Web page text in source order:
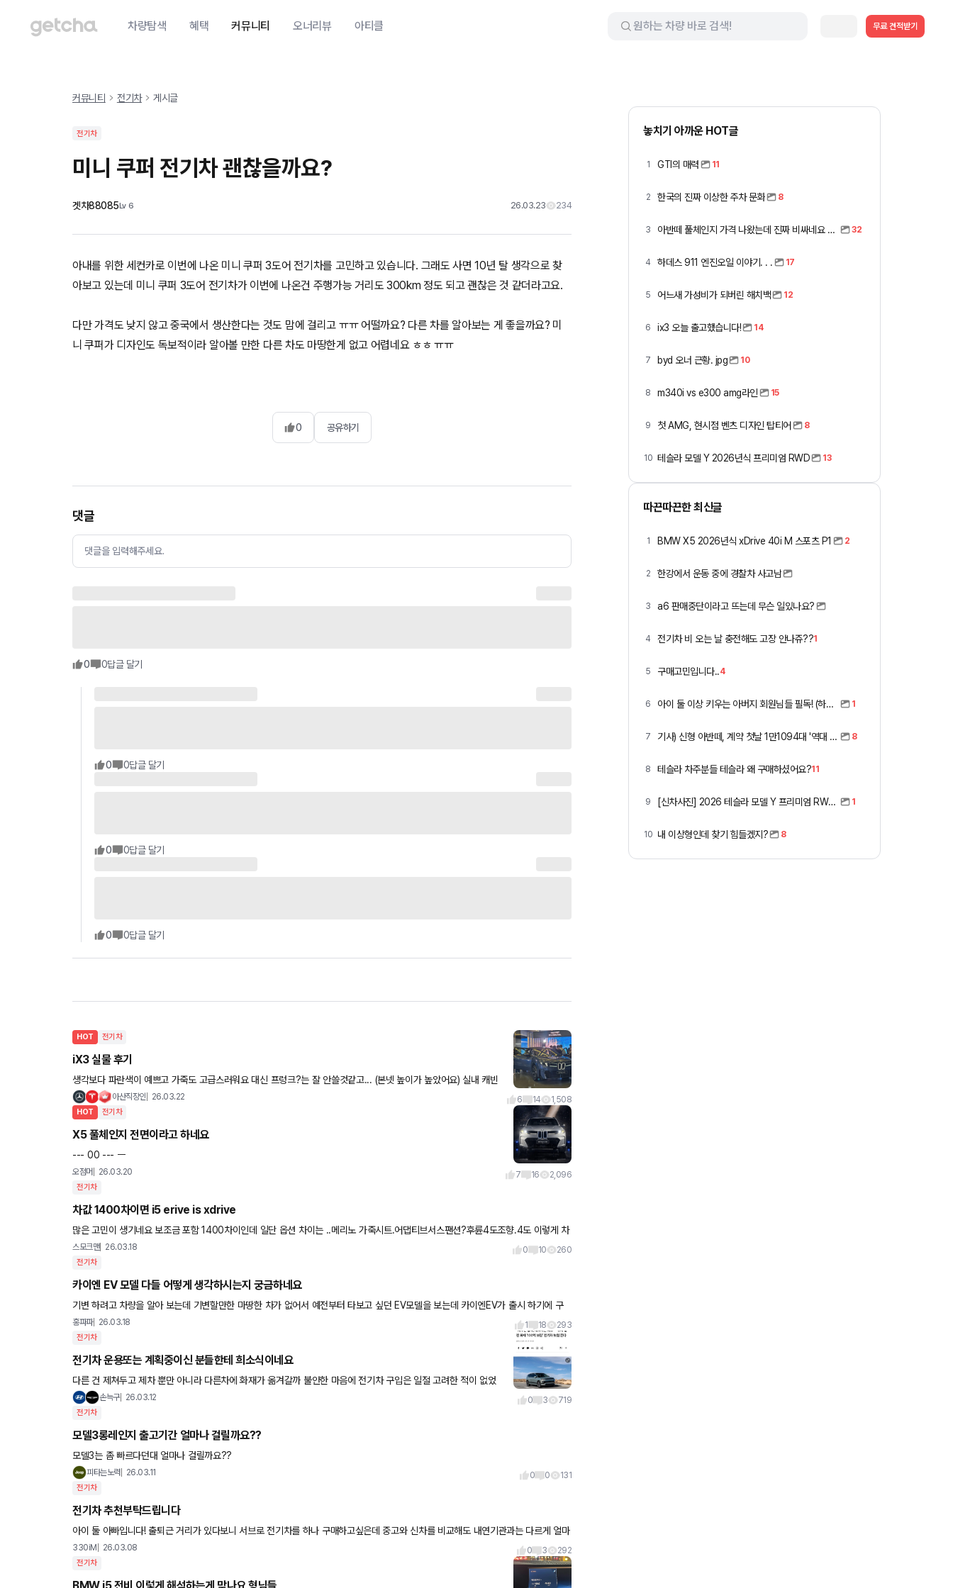
차량탐색 혜택 커뮤니티 오너리뷰 아티클 무료 견적받기
커뮤니티 전기차 게시글
전기차
미니 쿠퍼 전기차 괜찮을까요?
겟차88085Lv6 26.03.23 234
아내를 위한 세컨카로 이번에 나온 미니 쿠퍼 3도어 전기차를 고민하고 있습니다. 그래도 사면 10년 탈 생각으로 찾
아보고 있는데 미니 쿠퍼 3도어 전기차가 이번에 나온건 주행가능 거리도 300km 정도 되고 괜찮은 것 같더라고요.
다만 가격도 낮지 않고 중국에서 생산한다는 것도 맘에 걸리고 ㅠㅠ 어떨까요? 다른 차를 알아보는 게 좋을까요? 미
니 쿠퍼가 디자인도 독보적이라 알아볼 만한 다른 차도 마땅한게 없고 어렵네요 ㅎㅎ ㅠㅠ
0 공유하기
댓글
댓글을 입력해주세요.
0 0답글 달기
0 0답글 달기
0 0답글 달기
0 0답글 달기
HOT 전기차
iX3 실물 후기
생각보다 파란색이 예쁘고 가죽도 고급스러워요 대신 프렁크?는 잘 안쓸것같고... (본넷 높이가 높았어요) 실내 캐빈
아산직장인 26.03.22 6 14 1,508
HOT 전기차
X5 풀체인지 전면이라고 하네요
--- 00 --- ㅡ
오점머 26.03.20 7 16 2,096
전기차
차값 1400차이면 i5 erive is xdrive
많은 고민이 생기네요 보조금 포함 1400차이인데 일단 옵션 차이는 ..메리노 가죽시트.어댑티브서스팬션?후륜4도조향.4도 이렇게 차
이고 나머지 실.내외는 동일합니다.1400차이에 이륜에 겨울 윈터타
스모크맨 26.03.18 0 10 260
전기차
카이엔 EV 모델 다들 어떻게 생각하시는지 궁금하네요
기변 하려고 차량을 알아 보는데 기변할만한 마땅한 차가 없어서 예전부터 타보고 싶던 EV모델을 보는데 카이엔EV가 출시 하기에 구
매 하려고 하는데 다들 카이엔 EV를 어떤 시선으로 보시는지 궁금하네
홍파파 26.03.18 1 18 293
전기차
전기차 운용또는 계획중이신 분들한테 희소식이네요
다른 건 제쳐두고 제차 뿐만 아니라 다른차에 화재가 옮겨갈까 불안한 마음에 전기차 구입은 일절 고려한 적이 없었
는데 나름 좋은 소식인 것 같습니다.
손늑구 26.03.12 0 3 719
전기차
모델3롱레인지 출고기간 얼마나 걸릴까요??
모델3는 좀 빠르다던대 얼마나 걸릴까요??
피타는노력 26.03.11 0 0 131
전기차
전기차 추천부탁드립니다
아이 둘 아빠입니다! 출퇴근 거리가 있다보니 서브로 전기차를 하나 구매하고싶은데 중고와 신차를 비교해도 내연기관과는 다르게 얼마
330iM 26.03.08 0 3 292
전기차
놓치기 아까운 HOT글
1 GTI의 매력 11
2 한국의 진짜 이상한 주차 문화 8
3 아반떼 풀체인지 가격 나왔는데 진짜 비싸네요 ㅎㅎ 32
4 하데스 911 엔진오일 이야기. . . 17
5 어느새 가성비가 되버린 해치백 12
6 ix3 오늘 출고했습니다! 14
7 byd 오너 근황. jpg 10
8 m340i vs e300 amg라인 15
9 첫 AMG, 현시점 벤츠 디자인 탑티어 8
10 테슬라 모델 Y 2026년식 프리미엄 RWD 13
따끈따끈한 최신글
1 BMW X5 2026년식 xDrive 40i M 스포츠 P1 2
2 한강에서 운동 중에 경찰차 사고남
3 a6 판매중단이라고 뜨는데 무슨 일있나요?
4 전기차 비 오는 날 충전해도 고장 안나쥬??1
5 구매고민입니다..4
6 아이 둘 이상 키우는 아버지 회원님들 필독! (하이패스 할인) 1
7 기사) 신형 아반떼, 계약 첫날 1만1094대 '역대 최고' 8
8 테슬라 차주분들 테슬라 왜 구매하셨어요?11
9 [신차사진] 2026 테슬라 모델 Y 프리미엄 RWD (펄 화이트 + 블랙시트) 1
10 내 이상형인데 찾기 힘들겠지? 8